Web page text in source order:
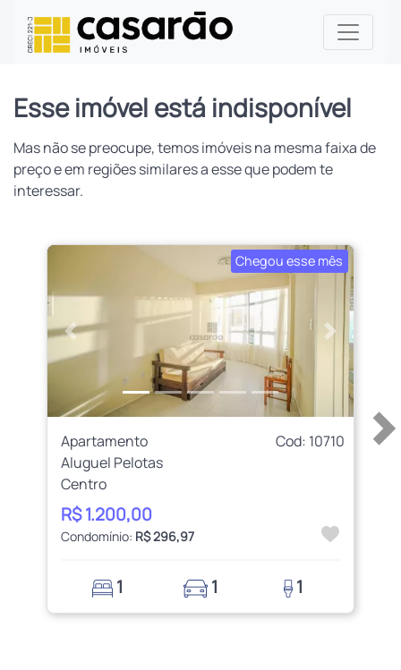
Esse imóvel está indisponível
Mas não se preocupe, temos imóveis na mesma faixa de
preço e em regiões similares a esse que podem te
interessar.
Chegou esse mês
Anterior Próximo
Apartamento
Cod: 10710
Aluguel Pelotas
Centro
R$ 1.200,00
Condomínio: R$ 296,97
1 1 1